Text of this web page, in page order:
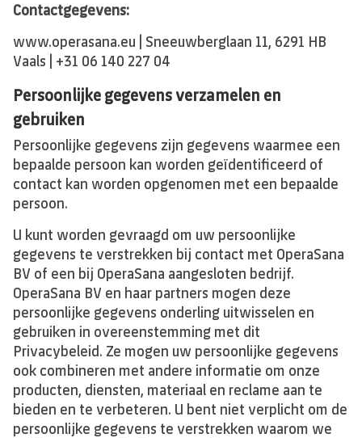
Contactgegevens:
www.operasana.eu | Sneeuwberglaan 11, 6291 HB
Vaals | +31 06 140 227 04
Persoonlijke gegevens verzamelen en
gebruiken
Persoonlijke gegevens zijn gegevens waarmee een
bepaalde persoon kan worden geïdentificeerd of
contact kan worden opgenomen met een bepaalde
persoon.
U kunt worden gevraagd om uw persoonlijke
gegevens te verstrekken bij contact met OperaSana
BV of een bij OperaSana aangesloten bedrijf.
OperaSana BV en haar partners mogen deze
persoonlijke gegevens onderling uitwisselen en
gebruiken in overeenstemming met dit
Privacybeleid. Ze mogen uw persoonlijke gegevens
ook combineren met andere informatie om onze
producten, diensten, materiaal en reclame aan te
bieden en te verbeteren. U bent niet verplicht om de
persoonlijke gegevens te verstrekken waarom we